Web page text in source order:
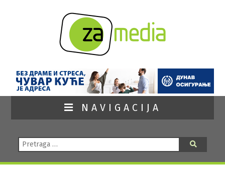
NAVIGACIJA
Pretraga: